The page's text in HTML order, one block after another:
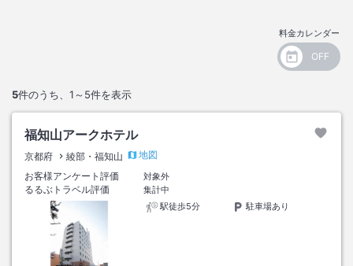
料金カレンダー
5件のうち、 1～5件を表示
福知山アークホテル
京都府 綾部・福知山
地図
お客様アンケート評価
対象外
るるぶトラベル評価
集計中
駅徒歩5分
駐車場あり